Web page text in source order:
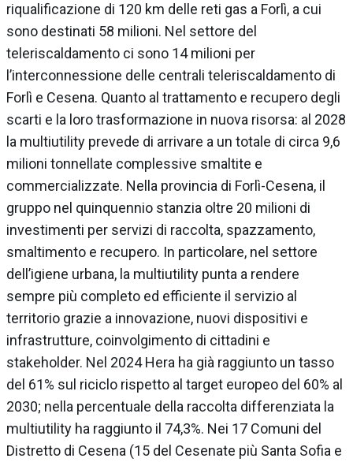
riqualificazione di 120 km delle reti gas a Forlì, a cui
sono destinati 58 milioni. Nel settore del
teleriscaldamento ci sono 14 milioni per
l’interconnessione delle centrali teleriscaldamento di
Forlì e Cesena. Quanto al trattamento e recupero degli
scarti e la loro trasformazione in nuova risorsa: al 2028
la multiutility prevede di arrivare a un totale di circa 9,6
milioni tonnellate complessive smaltite e
commercializzate. Nella provincia di Forlì-Cesena, il
gruppo nel quinquennio stanzia oltre 20 milioni di
investimenti per servizi di raccolta, spazzamento,
smaltimento e recupero. In particolare, nel settore
dell’igiene urbana, la multiutility punta a rendere
sempre più completo ed efficiente il servizio al
territorio grazie a innovazione, nuovi dispositivi e
infrastrutture, coinvolgimento di cittadini e
stakeholder. Nel 2024 Hera ha già raggiunto un tasso
del 61% sul riciclo rispetto al target europeo del 60% al
2030; nella percentuale della raccolta differenziata la
multiutility ha raggiunto il 74,3%. Nei 17 Comuni del
Distretto di Cesena (15 del Cesenate più Santa Sofia e